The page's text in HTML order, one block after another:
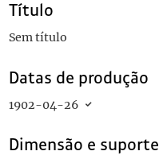
Título
Sem título
Datas de produção
1902-04-26
Dimensão e suporte